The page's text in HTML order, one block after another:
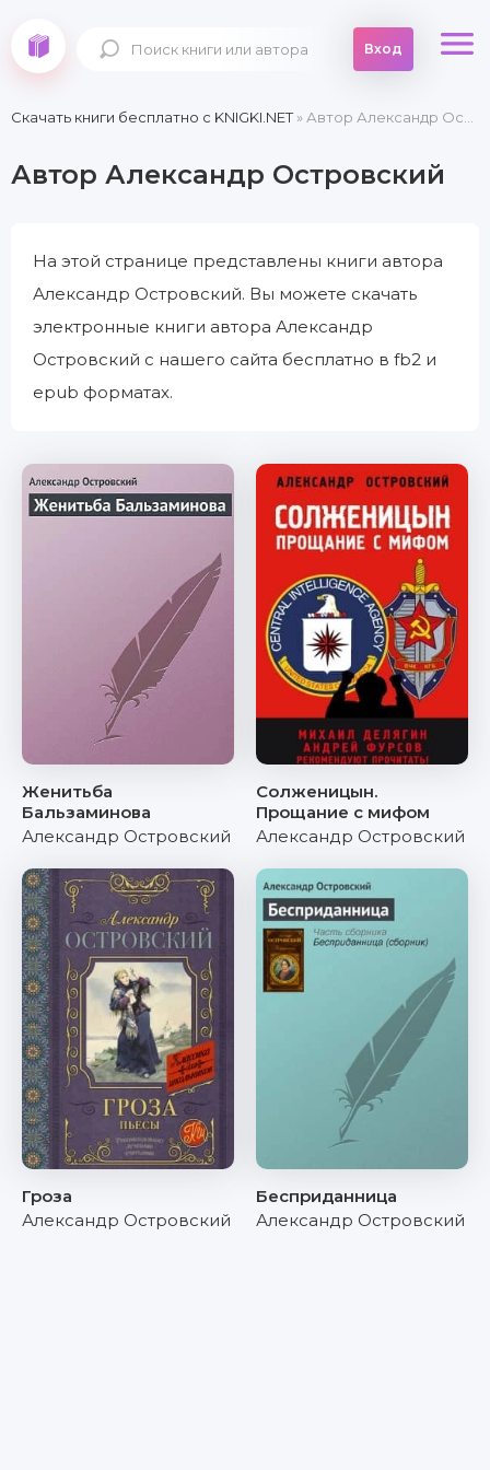
Вход
Скачать книги бесплатно c KNIGKI.NET» Автор Александр Островский
Автор Александр Островский
На этой странице представлены книги автора
Александр Островский. Вы можете скачать
электронные книги автора Александр
Островский с нашего сайта бесплатно в fb2 и
epub форматах.
Женитьба
Бальзаминова
Александр Островский
Солженицын.
Прощание с мифом
Александр Островский
Гроза
Александр Островский
Бесприданница
Александр Островский